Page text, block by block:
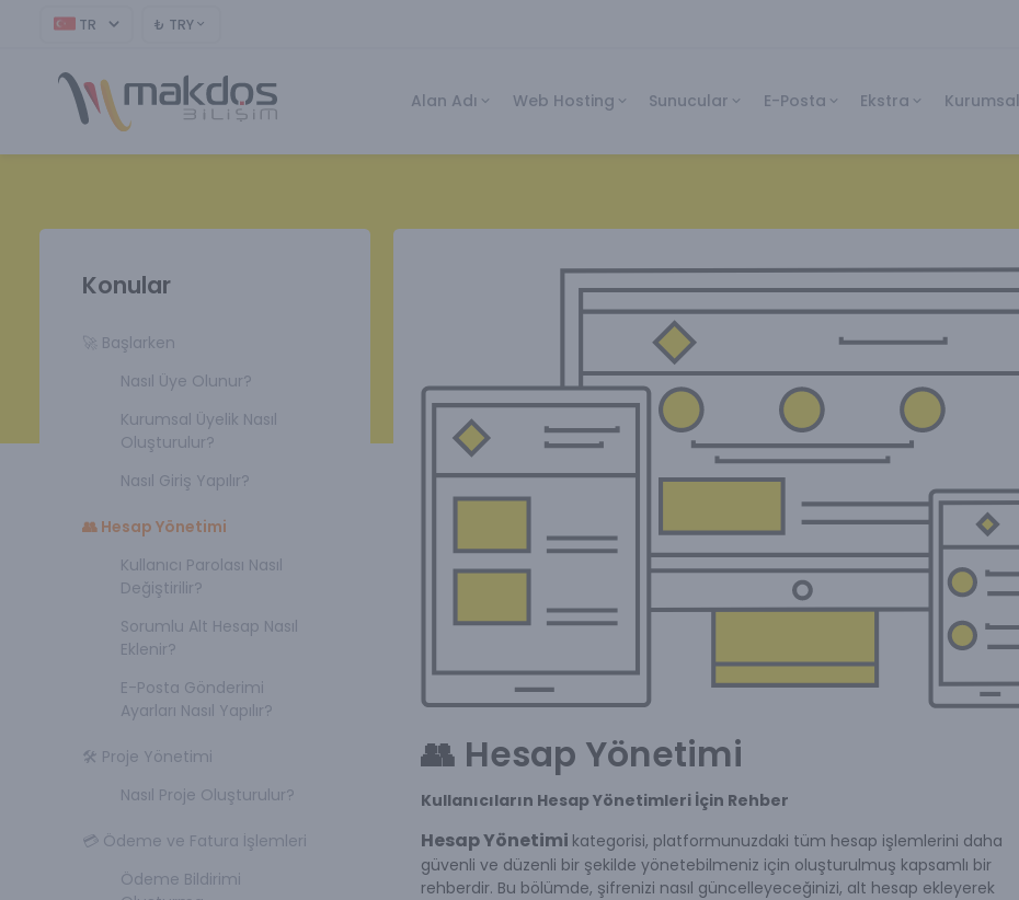
TR ₺ TRY
Alan Adı Web Hosting Sunucular E-Posta Ekstra Kurumsal
Konular
🚀 Başlarken
Nasıl Üye Olunur?
Kurumsal Üyelik Nasıl
Oluşturulur?
Nasıl Giriş Yapılır?
👥 Hesap Yönetimi
Kullanıcı Parolası Nasıl
Değiştirilir?
Sorumlu Alt Hesap Nasıl
Eklenir?
E-Posta Gönderimi
Ayarları Nasıl Yapılır?
🛠️ Proje Yönetimi
Nasıl Proje Oluşturulur?
💳 Ödeme ve Fatura İşlemleri
Ödeme Bildirimi
👥 Hesap Yönetimi
Kullanıcıların Hesap Yönetimleri İçin Rehber
Hesap Yönetimi kategorisi, platformunuzdaki tüm hesap işlemlerini daha
güvenli ve düzenli bir şekilde yönetebilmeniz için oluşturulmuş kapsamlı bir
rehberdir. Bu bölümde, şifrenizi nasıl güncelleyeceğinizi, alt hesap ekleyerek